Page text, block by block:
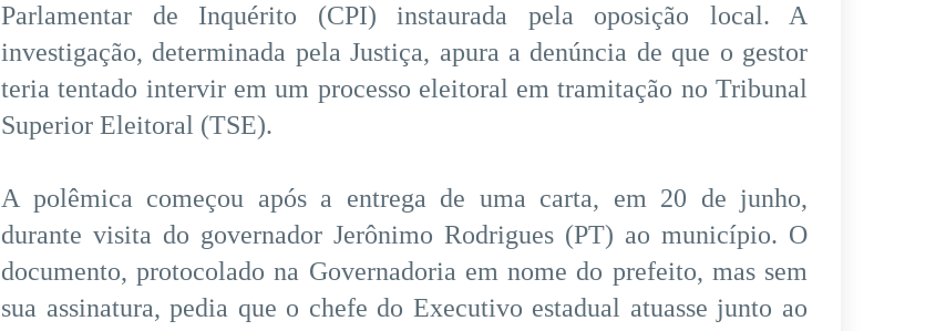
Parlamentar de Inquérito (CPI) instaurada pela oposição local. A
investigação, determinada pela Justiça, apura a denúncia de que o gestor
teria tentado intervir em um processo eleitoral em tramitação no Tribunal
Superior Eleitoral (TSE).
A polêmica começou após a entrega de uma carta, em 20 de junho,
durante visita do governador Jerônimo Rodrigues (PT) ao município. O
documento, protocolado na Governadoria em nome do prefeito, mas sem
sua assinatura, pedia que o chefe do Executivo estadual atuasse junto ao